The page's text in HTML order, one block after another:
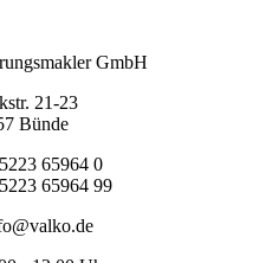
GmbH
21-23
Bünde
65964 0
65964 99